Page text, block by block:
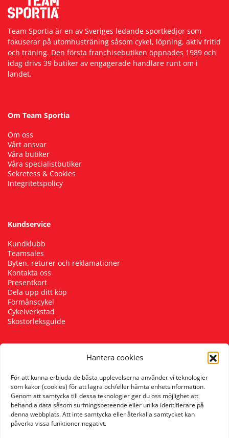
Hantera cookies
För att kunna erbjuda de bästa upplevelserna använder vi teknologier
som kakor (cookies) för att lagra och/eller hämta enhetsinformation.
Genom att samtycka till dessa teknologier ger du oss möjlighet att
behandla data såsom surfningsbeteende eller unika identifierare på
denna webbplats. Att inte samtycka eller återkalla samtycket kan
påverka vissa funktioner negativt.
Team Sportia är en av Sveriges ledande sportkedjor som
fokuserar på utomhusträning såsom cykel, löpning, aktiv fritid
och träning. Den första franchisebutiken öppnades 1989 och
idag drivs 39 butiker av engagerade handlare runt om i
landet.
Om Team Sportia
Om oss
Vårt ansvar
Våra butiker
Våra specialistbutiker
Sekretess & Cookies
Integritetspolicy
Kundservice
Kundklubb
Teamsales
Byten, returer och reklamationer
Kontakta oss
Presentkort
Dela upp ditt köp
Förmånscykel
Cykelverkstad
Skostorleksguide